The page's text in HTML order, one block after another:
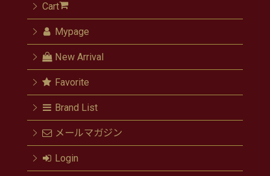
Cart
Mypage
New Arrival
Favorite
Brand List
メールマガジン
Login